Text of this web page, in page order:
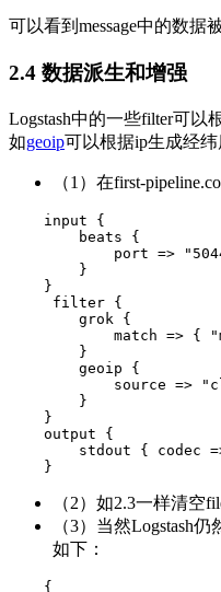
可以看到message中的数据
2.4 数据派生和增强
Logstash中的一些filter可以
如geoip可以根据ip生成经纬
（1）在first-
    input {
        beats {
port =>
        }
    }
     filter {
        grok {
match => {
        }
        geoip {
source =>
        }
    }
    output {
stdout { codec
    }
（2）如2.3一样清空
（3）当然Logstash
如下：
    {